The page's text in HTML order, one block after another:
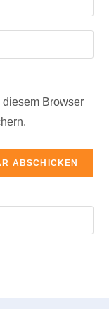
Browser